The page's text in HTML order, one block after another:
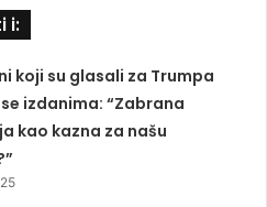
i:
koji su glasali za Trumpa
izdanima: “Zabrana
kao kazna za našu